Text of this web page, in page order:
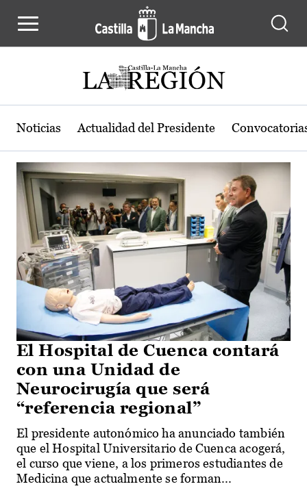
Actualidad de la región de Castilla-
Noticias Actualidad del Presidente
El Hospital de Cuenca contará
con una Unidad de
Neurocirugía que será
“referencia regional”
El presidente autonómico ha anunciado también
que el Hospital Universitario de Cuenca acogerá,
el curso que viene, a los primeros estudiantes de
Medicina que actualmente se forman...